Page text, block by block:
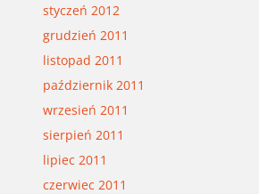
styczeń 2012
grudzień 2011
listopad 2011
październik 2011
wrzesień 2011
sierpień 2011
lipiec 2011
czerwiec 2011